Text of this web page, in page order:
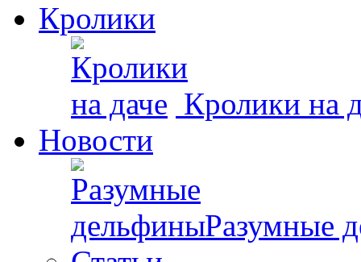
Кролики
Кролики на
Новости
Разумные